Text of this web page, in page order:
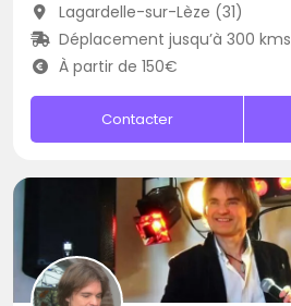
Lagardelle-sur-Lèze (31)
Déplacement jusqu’à 300 kms
À partir de 150€
Contacter